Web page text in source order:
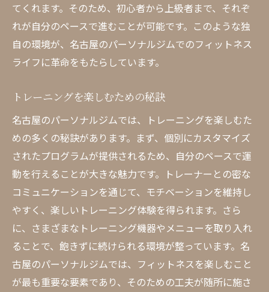
てくれます。そのため、初心者から上級者まで、それぞ
れが自分のペースで進むことが可能です。このような独
自の環境が、名古屋のパーソナルジムでのフィットネス
ライフに革命をもたらしています。
トレーニングを楽しむための秘訣
名古屋のパーソナルジムでは、トレーニングを楽しむた
めの多くの秘訣があります。まず、個別にカスタマイズ
されたプログラムが提供されるため、自分のペースで運
動を行えることが大きな魅力です。トレーナーとの密な
コミュニケーションを通じて、モチベーションを維持し
やすく、楽しいトレーニング体験を得られます。さら
に、さまざまなトレーニング機器やメニューを取り入れ
ることで、飽きずに続けられる環境が整っています。名
古屋のパーソナルジムでは、フィットネスを楽しむこと
が最も重要な要素であり、そのための工夫が随所に施さ